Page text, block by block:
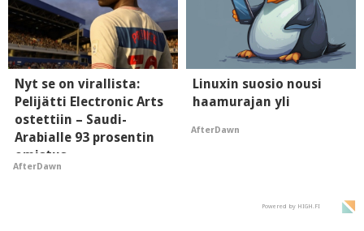
Nyt se on virallista:
Pelijätti Electronic Arts
ostettiin – Saudi-
Arabialle 93 prosentin
omistus
AfterDawn
Linuxin suosio nousi
haamurajan yli
AfterDawn
Powered by HIGH.FI